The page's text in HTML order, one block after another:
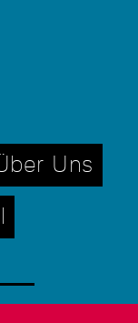
Uns